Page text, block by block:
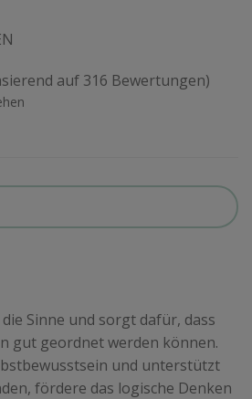
auf 316 Bewertungen)
Sinne und sorgt dafür, dass
gut geordnet werden können.
und unterstützt
fördere das logische Denken